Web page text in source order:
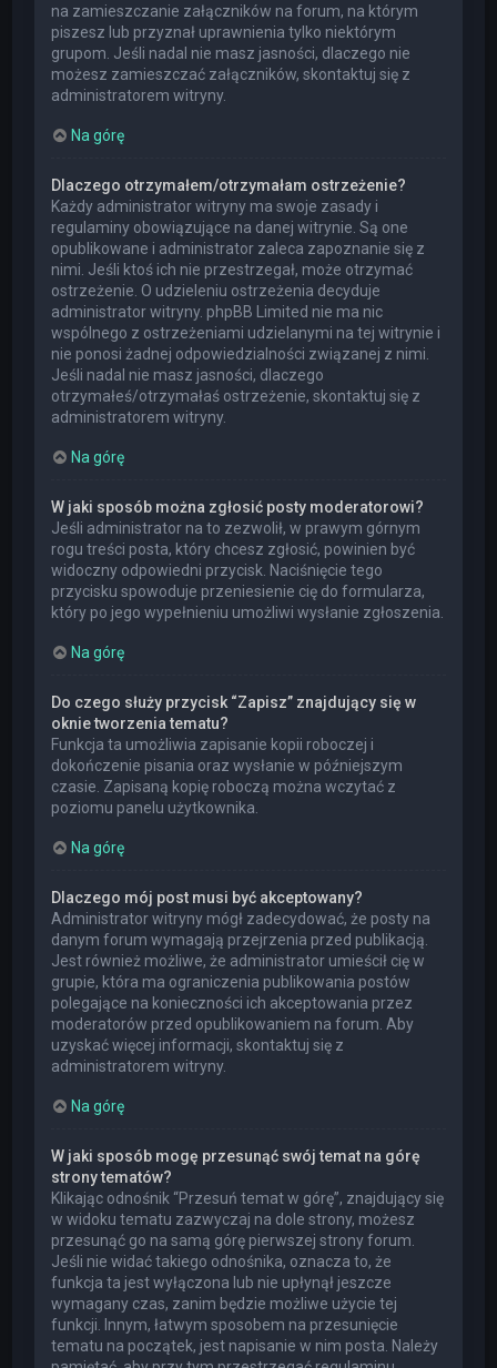
na zamieszczanie załączników na forum, na którym
piszesz lub przyznał uprawnienia tylko niektórym
grupom. Jeśli nadal nie masz jasności, dlaczego nie
możesz zamieszczać załączników, skontaktuj się z
administratorem witryny.
Na górę
Dlaczego otrzymałem/otrzymałam ostrzeżenie?
Każdy administrator witryny ma swoje zasady i
regulaminy obowiązujące na danej witrynie. Są one
opublikowane i administrator zaleca zapoznanie się z
nimi. Jeśli ktoś ich nie przestrzegał, może otrzymać
ostrzeżenie. O udzieleniu ostrzeżenia decyduje
administrator witryny. phpBB Limited nie ma nic
wspólnego z ostrzeżeniami udzielanymi na tej witrynie i
nie ponosi żadnej odpowiedzialności związanej z nimi.
Jeśli nadal nie masz jasności, dlaczego
otrzymałeś/otrzymałaś ostrzeżenie, skontaktuj się z
administratorem witryny.
Na górę
W jaki sposób można zgłosić posty moderatorowi?
Jeśli administrator na to zezwolił, w prawym górnym
rogu treści posta, który chcesz zgłosić, powinien być
widoczny odpowiedni przycisk. Naciśnięcie tego
przycisku spowoduje przeniesienie cię do formularza,
który po jego wypełnieniu umożliwi wysłanie zgłoszenia.
Na górę
Do czego służy przycisk “Zapisz” znajdujący się w
oknie tworzenia tematu?
Funkcja ta umożliwia zapisanie kopii roboczej i
dokończenie pisania oraz wysłanie w późniejszym
czasie. Zapisaną kopię roboczą można wczytać z
poziomu panelu użytkownika.
Na górę
Dlaczego mój post musi być akceptowany?
Administrator witryny mógł zadecydować, że posty na
danym forum wymagają przejrzenia przed publikacją.
Jest również możliwe, że administrator umieścił cię w
grupie, która ma ograniczenia publikowania postów
polegające na konieczności ich akceptowania przez
moderatorów przed opublikowaniem na forum. Aby
uzyskać więcej informacji, skontaktuj się z
administratorem witryny.
Na górę
W jaki sposób mogę przesunąć swój temat na górę
strony tematów?
Klikając odnośnik “Przesuń temat w górę”, znajdujący się
w widoku tematu zazwyczaj na dole strony, możesz
przesunąć go na samą górę pierwszej strony forum.
Jeśli nie widać takiego odnośnika, oznacza to, że
funkcja ta jest wyłączona lub nie upłynął jeszcze
wymagany czas, zanim będzie możliwe użycie tej
funkcji. Innym, łatwym sposobem na przesunięcie
tematu na początek, jest napisanie w nim posta. Należy